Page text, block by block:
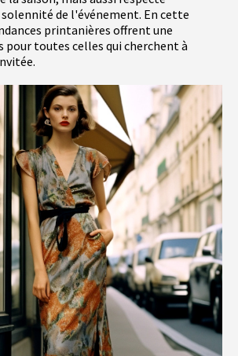
de l'événement. En cette
printanières offrent une
toutes celles qui cherchent à